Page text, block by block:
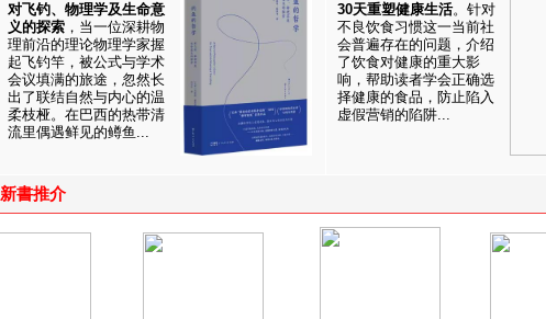
对飞钓、物理学及生命意
义的探索 ，当一位深耕物
理前沿的理论物理学家握
起飞钓竿，被公式与学术
会议填满的旅途，忽然长
出了联结自然与内心的温
柔枝桠。在巴西的热带清
流里偶遇鲜见的鳟鱼...
30天重塑健康生活。针对
不良饮食习惯这一当前社
会普遍存在的问题，介绍
了饮食对健康的重大影
响，帮助读者学会正确选
择健康的食品，防止陷入
虚假营销的陷阱...
新書推介